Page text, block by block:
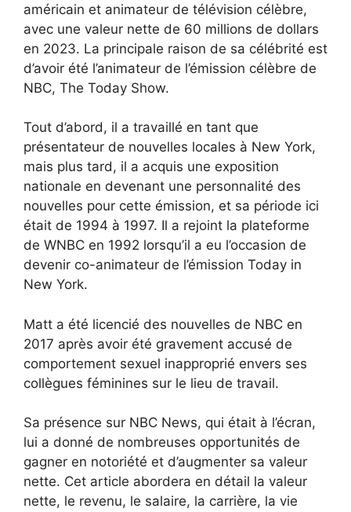
américain et animateur de télévision célèbre,
avec une valeur nette de 60 millions de dollars
en 2023. La principale raison de sa célébrité est
d’avoir été l’animateur de l’émission célèbre de
NBC, The Today Show.
Tout d’abord, il a travaillé en tant que
présentateur de nouvelles locales à New York,
mais plus tard, il a acquis une exposition
nationale en devenant une personnalité des
nouvelles pour cette émission, et sa période ici
était de 1994 à 1997. Il a rejoint la plateforme
de WNBC en 1992 lorsqu’il a eu l’occasion de
devenir co-animateur de l’émission Today in
New York.
Matt a été licencié des nouvelles de NBC en
2017 après avoir été gravement accusé de
comportement sexuel inapproprié envers ses
collègues féminines sur le lieu de travail.
Sa présence sur NBC News, qui était à l’écran,
lui a donné de nombreuses opportunités de
gagner en notoriété et d’augmenter sa valeur
nette. Cet article abordera en détail la valeur
nette, le revenu, le salaire, la carrière, la vie